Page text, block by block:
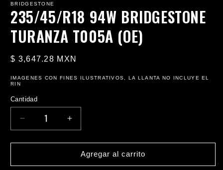
BRIDGESTONE
235/45/R18 94W BRIDGESTONE
TURANZA T005A (OE)
Precio
$ 3,647.28 MXN
IMAGENES CON FINES ILUSTRATIVOS, LA LLANTA NO INCLUYE EL
RIN
Cantidad
Reducir
cantidad
para
94W
Aumentar
cantidad
para
235/45/R18
94W
Agregar al carrito